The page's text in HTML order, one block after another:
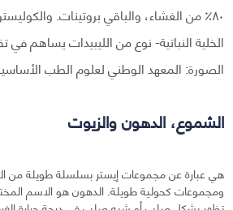
٨٠٪ من الغشاء، والباقي بروتينات.
الخلية النباتية- نوع من الليبيدات يساهم في
الصورة: المعهد الوطني لعلوم الطب
الشموع، الدهون والزيوت
هي عبارة عن مجموعات إيستر بسلسلة طويلة من
ومجموعات كحولية طويلة. الدهون هو الاسم